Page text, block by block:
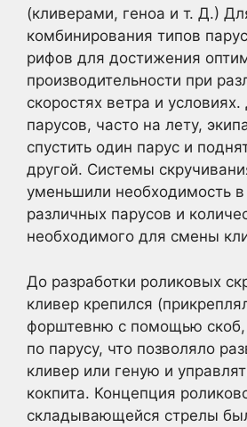
(кливерами, геноа и т. Д.)
комбинирования типов
рифов для достижения
производительности при
скоростях ветра и
парусов, часто на лету,
спустить один парус и
другой. Системы
уменьшили необходимость в
различных парусов и
необходимого для смены
До разработки роликовых
кливер крепился
форштевню с помощью
по парусу, что позволяло
кливер или геную и
кокпита. Концепция
складывающейся стрелы